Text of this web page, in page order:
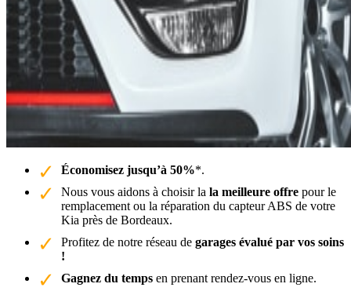
Économisez jusqu’à 50%*.
Nous vous aidons à choisir la la meilleure offre pour le
remplacement ou la réparation du capteur ABS de votre
Kia près de Bordeaux.
Profitez de notre réseau de garages évalué par vos soins
!
Gagnez du temps en prenant rendez-vous en ligne.